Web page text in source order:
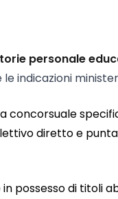
personale
indicazioni
concorsuale
diretto e
possesso di titoli